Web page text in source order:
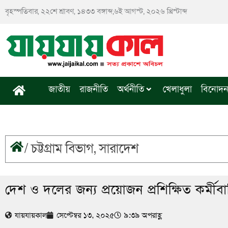
বৃহস্পতিবার, ২২শে শ্রাবণ, ১৪৩৩ বঙ্গাব্দ,৬ই আগস্ট, ২০২৬ খ্রিস্টাব্দ
জাতীয় রাজনীতি অর্থনীতি খেলাধুলা বিনোদন
/চট্টগ্রাম বিভাগ,সারাদেশ
দেশ ও দলের জন্য প্রয়োজন প্রশিক্ষিত
যায়যায়কাল সেপ্টেম্বর ১৩, ২০২৫ ৯:৩৯ অপরাহ্ণ